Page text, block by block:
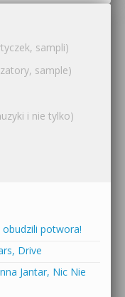
sampli)
sample)
i nie tylko)
obudzili potwora!
Drive
Jantar, Nic Nie